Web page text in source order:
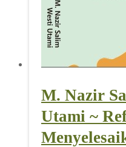
M. Nazir
Utami ~